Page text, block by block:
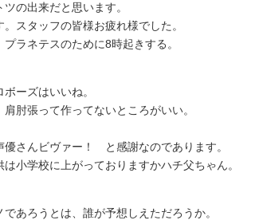
の出来だと思います。
スタッフの皆様お疲れ様でした。
ラネテスのために8時起きする。
ーズはいいね。
肘張って作ってないところがいい。
さんビヴァー！ と感謝なのであります。
小学校に上がっておりますかハチ父ちゃん。
あろうとは、誰が予想しえただろうか。